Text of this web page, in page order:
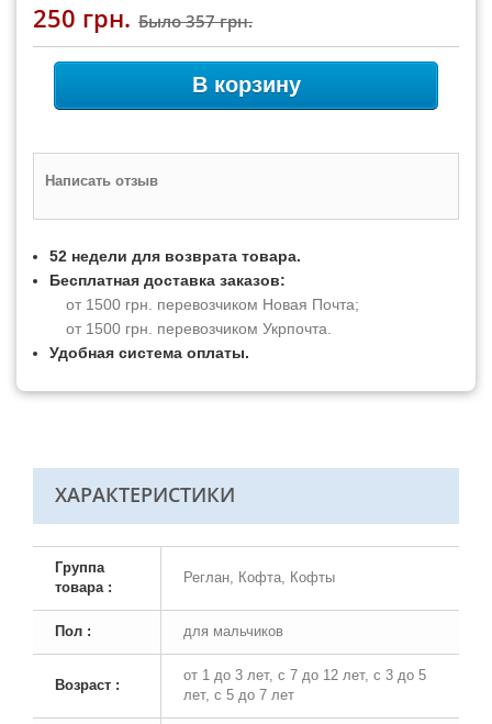
250 грн. Было357 грн.
В корзину
Написать отзыв
52 недели для возврата товара.
Бесплатная доставка заказов:
от 1500 грн. перевозчиком Новая Почта;
от 1500 грн. перевозчиком Укрпочта.
Удобная система оплаты.
ХАРАКТЕРИСТИКИ
Группа
товара :
Реглан, Кофта, Кофты
Пол : для мальчиков
Возраст :
от 1 до 3 лет, с 7 до 12 лет, с 3 до 5
лет, с 5 до 7 лет